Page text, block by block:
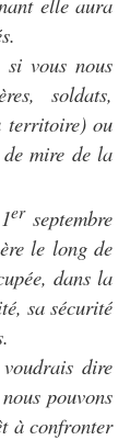
si vous nous
soldats,
territoire) ou
mire de la
erseptembre
le long de
dans la
sa sécurité
dire
pouvons
à confronter